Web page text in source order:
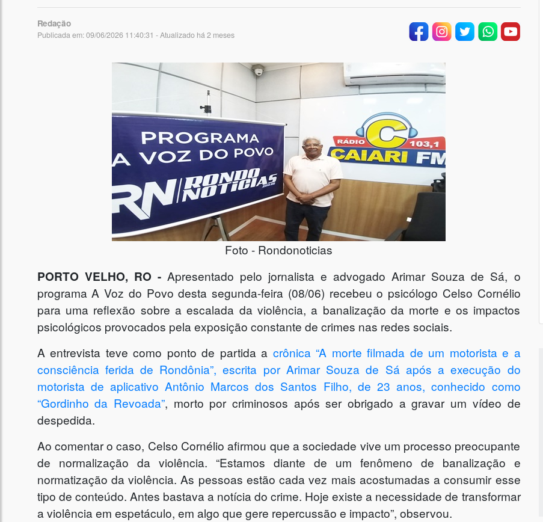
Redação
Publicada em: 09/06/2026 11:40:31 - Atualizado há 2 meses
Foto - Rondonoticias
PORTO VELHO, RO - Apresentado pelo jornalista e advogado Arimar Souza de Sá, o
programa A Voz do Povo desta segunda-feira (08/06) recebeu o psicólogo Celso Cornélio
para uma reflexão sobre a escalada da violência, a banalização da morte e os impactos
psicológicos provocados pela exposição constante de crimes nas redes sociais.
A entrevista teve como ponto de partida a crônica “A morte filmada de um motorista e a
consciência ferida de Rondônia”, escrita por Arimar Souza de Sá após a execução do
motorista de aplicativo Antônio Marcos dos Santos Filho, de 23 anos, conhecido como
“Gordinho da Revoada”, morto por criminosos após ser obrigado a gravar um vídeo de
despedida.
Ao comentar o caso, Celso Cornélio afirmou que a sociedade vive um processo preocupante
de normalização da violência. “Estamos diante de um fenômeno de banalização e
normatização da violência. As pessoas estão cada vez mais acostumadas a consumir esse
tipo de conteúdo. Antes bastava a notícia do crime. Hoje existe a necessidade de transformar
a violência em espetáculo, em algo que gere repercussão e impacto”, observou.